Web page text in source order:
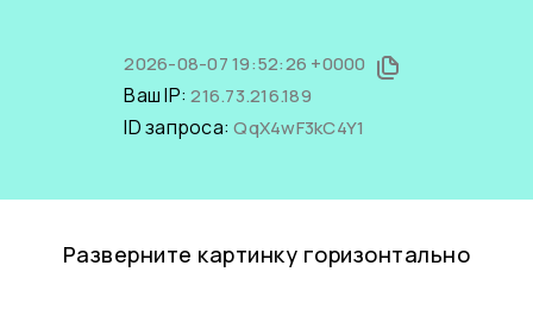
2026-08-07 19:52:26 +0000
Ваш IP:216.73.216.189
ID запроса:QqX4wF3kC4Y1
Разверните картинку горизонтально